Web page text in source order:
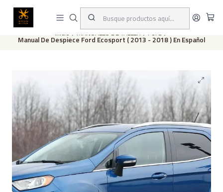
Este es el texto del slide
Inicio MANUALES DE TALLER Ford
Manual De Despiece Ford Ecosport ( 2013 - 2018 ) En Español